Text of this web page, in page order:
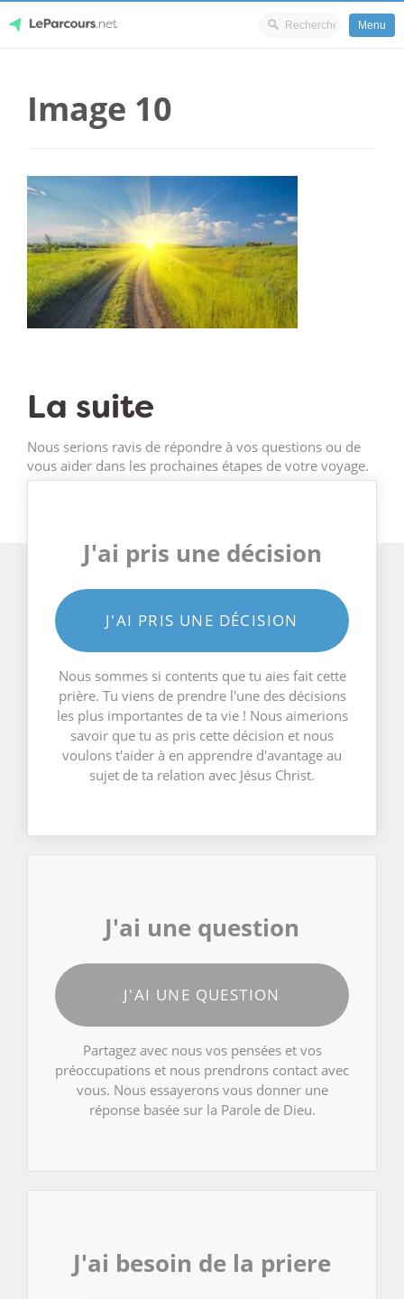
content
Menu
Image 10
La suite
Nous serions ravis de répondre à vos questions ou de
vous aider dans les prochaines étapes de votre voyage.
J'ai pris une décision
J'AI PRIS UNE DÉCISION
Nous sommes si contents que tu aies fait cette
prière. Tu viens de prendre l'une des décisions
les plus importantes de ta vie ! Nous aimerions
savoir que tu as pris cette décision et nous
voulons t'aider à en apprendre d'avantage au
sujet de ta relation avec Jésus Christ.
J'ai une question
J'AI UNE QUESTION
Partagez avec nous vos pensées et vos
préoccupations et nous prendrons contact avec
vous. Nous essayerons vous donner une
réponse basée sur la Parole de Dieu.
J'ai besoin de la priere